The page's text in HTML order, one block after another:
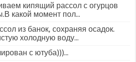
кипящий рассол с огурцов
какой момент пол...
из банок, сохраняя осадок.
холодную воду...
с ютуба)))...